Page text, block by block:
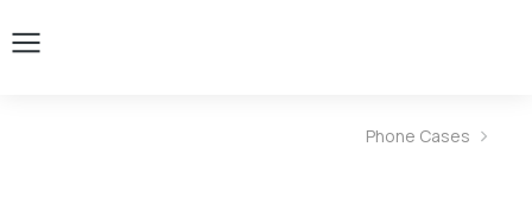
You are here:
Phone Cases